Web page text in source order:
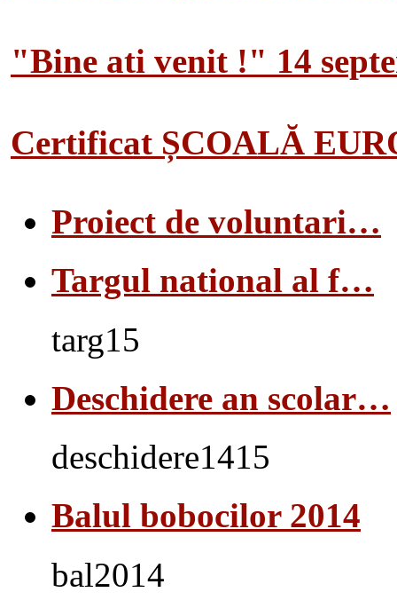
"Bine ati venit !" 14
Certificat ȘCOALĂ
Proiect de voluntari…
Targul national al f…
targ15
Deschidere an scolar…
deschidere1415
Balul bobocilor 2014
bal2014